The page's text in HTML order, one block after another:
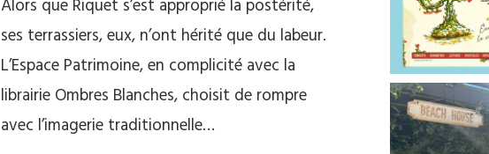
Alors que Riquet s’est approprié la postérité,
ses terrassiers, eux, n’ont hérité que du labeur.
L’Espace Patrimoine, en complicité avec la
librairie Ombres Blanches, choisit de rompre
avec l’imagerie traditionnelle…